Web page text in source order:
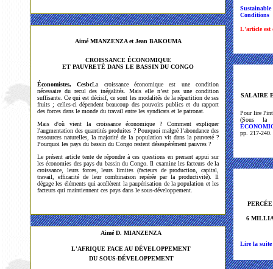
Aimé MIANZENZA et Jean BAKOUMA
CROISSANCE ÉCONOMIQUE
ET PAUVRETÉ DANS LE BASSIN DU CONGO
Économistes, CesbcLa croissance économique est une condition
nécessaire du recul des inégalités. Mais elle n’est pas une condition
suffisante. Ce qui est décisif, ce sont les modalités de la répartition de ses
fruits ; celles-ci dépendent beaucoup des pouvoirs publics et du rapport
des forces dans le monde du travail entre les syndicats et le patronat.
Mais d'où vient la croissance économique ? Comment expliquer
l'augmentation des quantités produites ? Pourquoi malgré l’abondance des
ressources naturelles, la majorité de la population vit dans la pauvreté ?
Pourquoi les pays du bassin du Congo restent désespérément pauvres ?
Le présent article tente de répondre à ces questions en prenant appui sur
les économies des pays du bassin du Congo. Il examine les facteurs de la
croissance, leurs forces, leurs limites (facteurs de production, capital,
travail, efficacité de leur combinaison repérée par la productivité). Il
dégage les éléments qui accélèrent la paupérisation de la population et les
facteurs qui maintiennent ces pays dans le sous-développement.
Aimé D. MIANZENZA
L'AFRIQUE FACE AU DÉVELOPPEMENT
DU SOUS-DÉVELOPPEMENT
Conditions
L'article est
SALAIRE
Pour lire
(Sous
pp. 217-240.
6
Lire la suite